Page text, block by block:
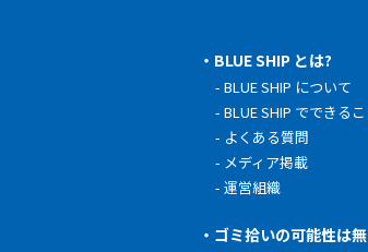
BLUE SHIP とは?
BLUE SHIP について
BLUE SHIP でできる
よくある質問
メディア掲載
運営組織
ゴミ拾いの可能性は